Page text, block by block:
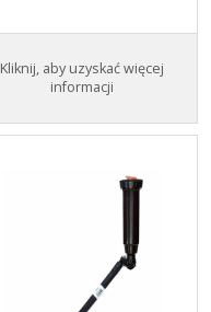
Kliknij, aby uzyskać więcej
informacji